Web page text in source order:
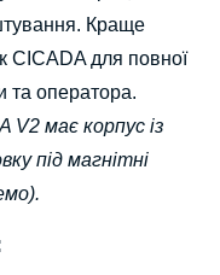
Краще
CICADA для повної
та оператора.
V2 має корпус із
під магнітні